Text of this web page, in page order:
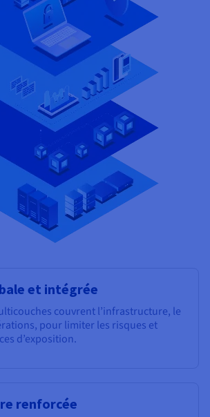
et intégrée
couvrent l’infrastructure, le
pour limiter les risques et
d’exposition.
renforcée